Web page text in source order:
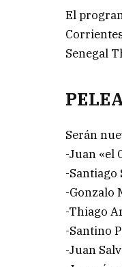
El
Senegal
Serán
-Juan «el
-Santiago
-Gonzalo
-Thiago
-Santino
-Juan